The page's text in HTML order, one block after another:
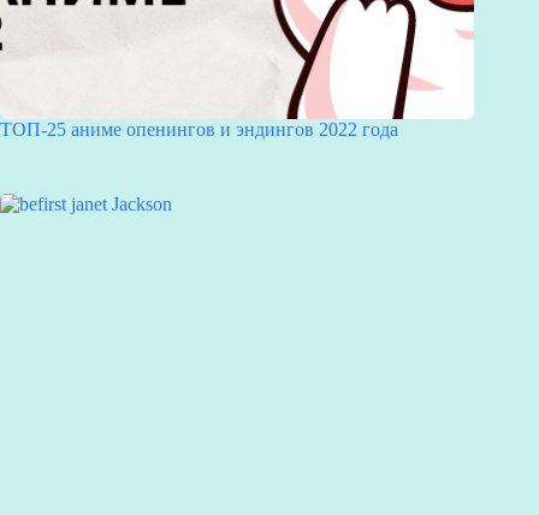
ТОП-25 аниме опенингов и эндингов 2022 года